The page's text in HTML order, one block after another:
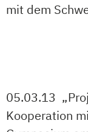
mit dem
05.03.13
Kooperation